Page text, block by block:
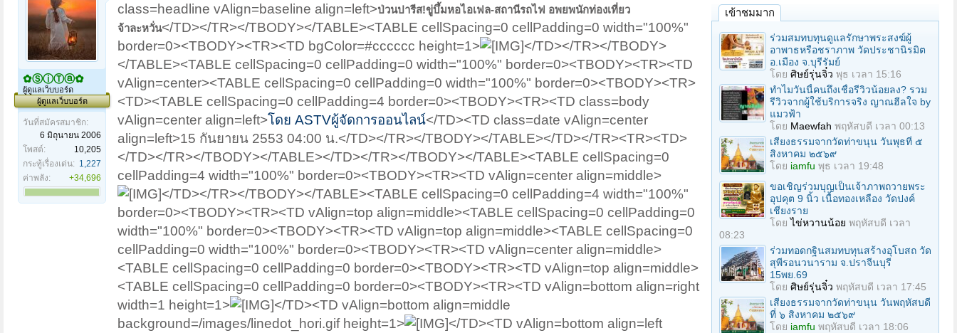
✿ⓈⓘⓉⓐ✿
ผู้ดูแลเว็บบอร์ด
ผู้ดูแลเว็บบอร์ด
วันที่สมัครสมาชิก:
6 มิถุนายน 2006
โพสต์:
10,205
กระทู้เรื่องเด่น: 1,227
ค่าพลัง:
+34,696
class=headline vAlign=baseline align=left>ป่วนปารีส!ขู่บึ้มหอไอเฟล-สถานีรถไฟ อพยพนักท่องเที่ยว
จ้าละหวั่น</TD></TR></TBODY></TABLE><TABLE cellSpacing=0 cellPadding=0 width="100%"
border=0><TBODY><TR><TD bgColor=#cccccc height=1>
</TD></TR></TBODY>
</TABLE><TABLE cellSpacing=0 cellPadding=0 width="100%" border=0><TBODY><TR><TD
vAlign=center><TABLE cellSpacing=0 cellPadding=0 width="100%" border=0><TBODY><TR>
<TD><TABLE cellSpacing=0 cellPadding=4 border=0><TBODY><TR><TD class=body
vAlign=center align=left>โดย ASTVผู้จัดการออนไลน์</TD><TD class=date vAlign=center
align=left>15 กันยายน 2553 04:00 น.</TD></TR></TBODY></TABLE></TD></TR><TR><TD>
</TD></TR></TBODY></TABLE></TD></TR></TBODY></TABLE><TABLE cellSpacing=0
cellPadding=4 width="100%" border=0><TBODY><TR><TD vAlign=center align=middle>
</TD></TR></TBODY></TABLE><TABLE cellSpacing=0 cellPadding=4 width="100%"
border=0><TBODY><TR><TD vAlign=top align=middle><TABLE cellSpacing=0 cellPadding=0
width="100%" border=0><TBODY><TR><TD vAlign=top align=middle><TABLE cellSpacing=0
cellPadding=0 width="100%" border=0><TBODY><TR><TD vAlign=center align=middle>
<TABLE cellSpacing=0 cellPadding=0 border=0><TBODY><TR><TD vAlign=top align=middle>
<TABLE cellSpacing=0 cellPadding=0 border=0><TBODY><TR><TD vAlign=bottom align=right
width=1 height=1>
</TD><TD vAlign=bottom align=middle
background=/images/linedot_hori.gif height=1>
</TD><TD vAlign=bottom align=left
เข้าชมมาก
ร่วมสมทบทุนดูแลรักษาพระสงฆ์ผู้
อาพาธหรือชราภาพ วัดประชานิรมิต
อ.เมือง จ.บุรีรัมย์
โดย ศิษย์รุ่นจิ๋ว พุธ เวลา 15:16
ทำไมวันนี้คนถึงเชื่อรีวิวน้อยลง? รวม
รีวิวจากผู้ใช้บริการจริง ญาณฮีลใจ by
แมวฟ้า
โดย Maewfah พฤหัสบดี เวลา 00:13
เสียงธรรมจากวัดท่าขนุน วันพุธที่ ๕
สิงหาคม ๒๕๖๙
โดย iamfu พุธ เวลา 19:48
ขอเชิญร่วมบุญเป็นเจ้าภาพถวายพระ
อุปคุต 9 นิ้ว เนื้อทองเหลือง วัดปงค์
เชียงราย
โดยไข่หวานน้อย พฤหัสบดี เวลา
08:23
ร่วมทอดกฐินสมทบทุนสร้างอุโบสถ วัด
สุพีรอนวนาราม จ.ปราจีนบุรี
15พย.69
โดย ศิษย์รุ่นจิ๋ว พฤหัสบดี เวลา 17:45
เสียงธรรมจากวัดท่าขนุน วันพฤหัสบดี
ที่ ๖ สิงหาคม ๒๕๖๙
โดย iamfu พฤหัสบดี เวลา 18:06